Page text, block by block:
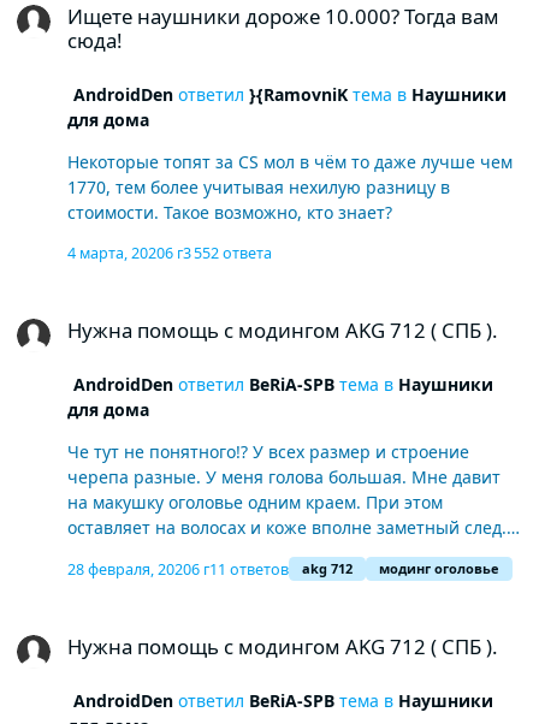
Ищете наушники дороже 10.000? Тогда вам
сюда!
AndroidDenответил }{RamovniKтема в Наушники
для дома
Некоторые топят за CS мол в чём то даже лучше чем
1770, тем более учитывая нехилую разницу в
стоимости. Такое возможно, кто знает?
4 марта, 20206 г3 552 ответа
Нужна помощь с модингом AKG 712 ( СПБ ).
AndroidDenответил BeRiA-SPBтема в Наушники
для дома
Че тут не понятного!? У всех размер и строение
черепа разные. У меня голова большая. Мне давит
на макушку оголовье одним краем. При этом
оставляет на волосах и коже вполне заметный след.
Который портит не только прическу но и кожу. У меня
были philips x2. У них как раз оголовье
Тогда действительно остаётся личный
вообще на 100% не касается ничего кроме амбюшур
28 февраля, 20206 г11 ответов akg 712 модинг оголовье
Нужна помощь с модингом AKG 712 ( СПБ ).
AndroidDenответил BeRiA-SPBтема в Наушники